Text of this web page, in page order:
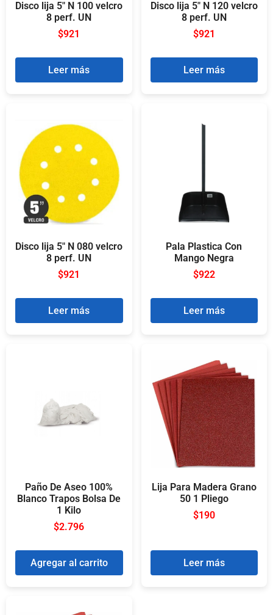
Disco lija 5″ N 100 velcro
8 perf. UN
$921
Leer más
Disco lija 5″ N 120 velcro
8 perf. UN
$921
Leer más
Disco lija 5″ N 080 velcro
8 perf. UN
$921
Leer más
Pala Plastica Con
Mango Negra
$922
Leer más
Paño De Aseo 100%
Blanco Trapos Bolsa De
1 Kilo
$2.796
Agregar al carrito
Lija Para Madera Grano
50 1 Pliego
$190
Leer más